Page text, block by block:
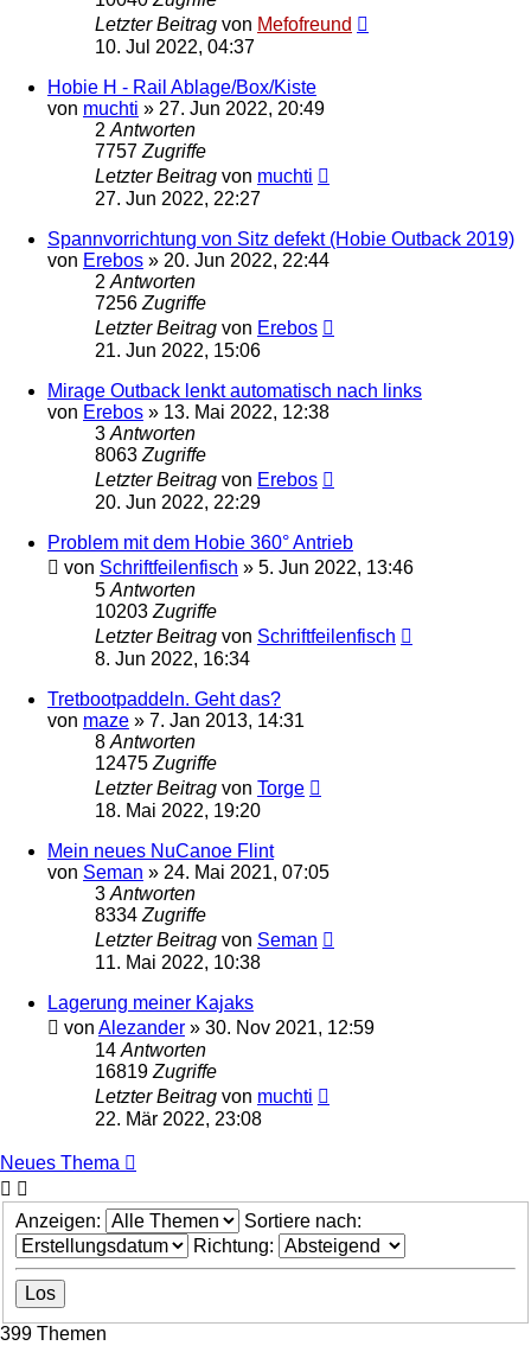
Letzter Beitrag von Mefofreund
10. Jul 2022, 04:37
Hobie H - Rail Ablage/Box/Kiste
von muchti » 27. Jun 2022, 20:49
2 Antworten
7757 Zugriffe
Letzter Beitrag von muchti
27. Jun 2022, 22:27
Spannvorrichtung von Sitz defekt (Hobie Outback 2019)
von Erebos » 20. Jun 2022, 22:44
2 Antworten
7256 Zugriffe
Letzter Beitrag von Erebos
21. Jun 2022, 15:06
Mirage Outback lenkt automatisch nach links
von Erebos » 13. Mai 2022, 12:38
3 Antworten
8063 Zugriffe
Letzter Beitrag von Erebos
20. Jun 2022, 22:29
Problem mit dem Hobie 360° Antrieb
von Schriftfeilenfisch » 5. Jun 2022, 13:46
5 Antworten
10203 Zugriffe
Letzter Beitrag von Schriftfeilenfisch
8. Jun 2022, 16:34
Tretbootpaddeln. Geht das?
von maze » 7. Jan 2013, 14:31
8 Antworten
12475 Zugriffe
Letzter Beitrag von Torge
18. Mai 2022, 19:20
Mein neues NuCanoe Flint
von Seman » 24. Mai 2021, 07:05
3 Antworten
8334 Zugriffe
Letzter Beitrag von Seman
11. Mai 2022, 10:38
Lagerung meiner Kajaks
von Alezander » 30. Nov 2021, 12:59
14 Antworten
16819 Zugriffe
Letzter Beitrag von muchti
22. Mär 2022, 23:08
Neues Thema
Anzeigen:
Sortiere nach:
Richtung:
399 Themen